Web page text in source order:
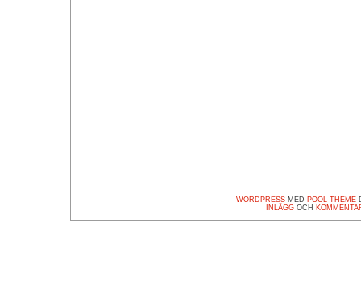
WORDPRESSMED POOL THEME
INLÄGGOCH